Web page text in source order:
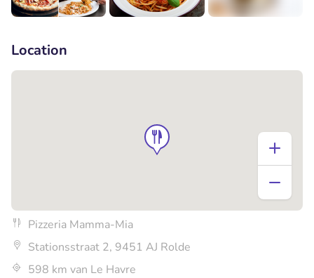
Location
Pizzeria Mamma-Mia
Stationsstraat 2, 9451 AJ Rolde
598 km van Le Havre